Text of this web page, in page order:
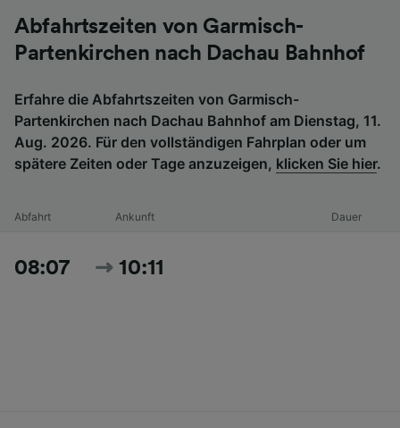
Abfahrtszeiten von Garmisch-
Partenkirchen nach Dachau Bahnhof
Erfahre die Abfahrtszeiten von Garmisch-
Partenkirchen nach Dachau Bahnhof am Dienstag, 11.
Aug. 2026. Für den vollständigen Fahrplan oder um
spätere Zeiten oder Tage anzuzeigen, klicken Sie hier.
Abfahrt Ankunft Dauer
08:07 10:11